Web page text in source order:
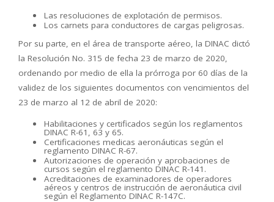
Las resoluciones de explotación de permisos.
Los carnets para conductores de cargas peligrosas.
Por su parte, en el área de transporte aéreo, la DINAC dictó
la Resolución No. 315 de fecha 23 de marzo de 2020,
ordenando por medio de ella la prórroga por 60 días de la
validez de los siguientes documentos con vencimientos del
23 de marzo al 12 de abril de 2020:
Habilitaciones y certificados según los reglamentos
DINAC R-61, 63 y 65.
Certificaciones medicas aeronáuticas según el
reglamento DINAC R-67.
Autorizaciones de operación y aprobaciones de
cursos según el reglamento DINAC R-141.
Acreditaciones de examinadores de operadores
aéreos y centros de instrucción de aeronáutica civil
según el Reglamento DINAC R-147C.